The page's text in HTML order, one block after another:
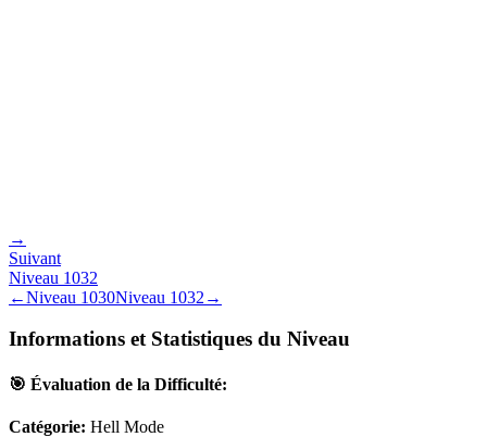
→
Suivant
Niveau 1032
←Niveau 1030Niveau 1032 →
Informations et Statistiques du Niveau
🎯 Évaluation de la Difficulté:
Catégorie: Hell Mode